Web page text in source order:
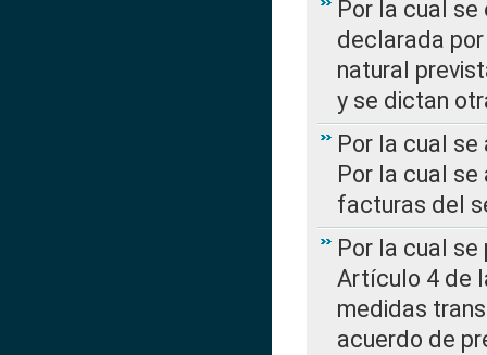
Por la cual
declarada
natural
y se dictan
Por la cual se
Por la cual
facturas del
Por la cual
Artículo 4 de
medidas
acuerdo de